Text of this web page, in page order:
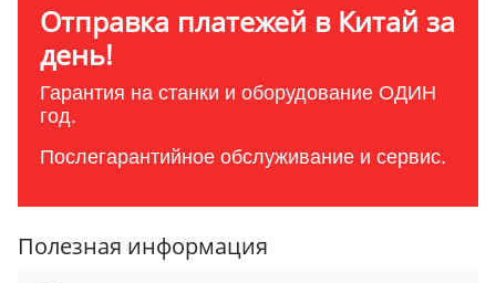
Отправка платежей в Китай за
день!
Гарантия на станки и оборудование ОДИН
год.
Послегарантийное обслуживание и сервис.
Полезная информация